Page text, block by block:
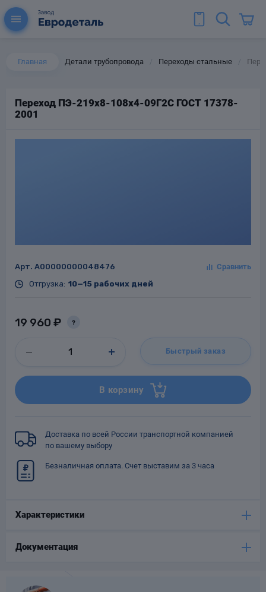
Главная Детали трубопровода Переходы стальные
Переход ПЭ-219х8-108х4-09Г2С ГОСТ 17378-
2001
Арт. A00000000048476
Отгрузка: 10—15 рабочих дней
19 960 ₽ ?
Быстрый заказ
В корзину
Доставка по всей России транспортной компанией
по вашему выбору
Безналичная оплата. Счет выставим за 3 часа
Характеристики
Документация
для труб
Фланцы стальные